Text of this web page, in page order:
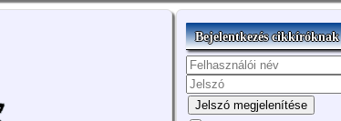
Bejelentkezés cikkíróknak
Jelszó megjelenítése